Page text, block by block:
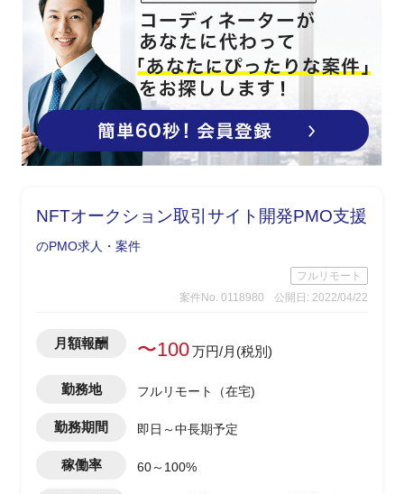
NFTオークション取引サイト開発PMO支援
のPMO求人・案件
フルリモート
案件No. 0118980
公開日: 2022/04/22
月額報酬 〜100万円/月(税別)
勤務地 フルリモート（在宅)
勤務期間 即日～中長期予定
稼働率 60～100%